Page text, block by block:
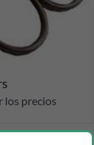
los precios